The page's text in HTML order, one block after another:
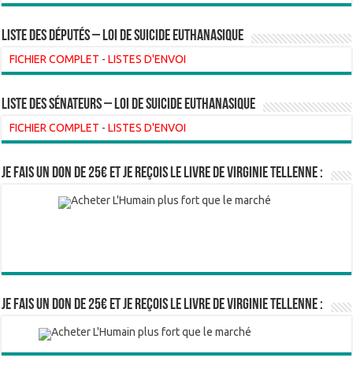
Liste des Députés – Loi de suicide euthanasique
FICHIER COMPLET -LISTES D'ENVOI
liste des sénateurs – loi de suicide euthanasique
FICHIER COMPLET -LISTES D'ENVOI
Je fais un don de 25€ et je reçois le livre de Virginie Tellenne :
Je fais un don de 25€ et je reçois le livre de Virginie Tellenne :